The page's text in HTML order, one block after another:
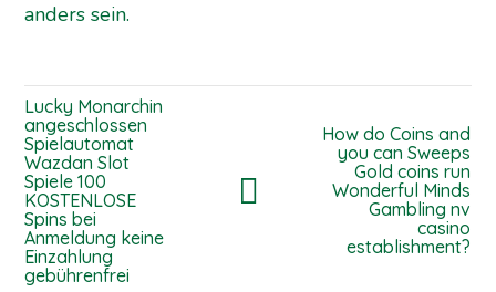
anders sein.
Lucky Monarchin
angeschlossen
Spielautomat
Wazdan Slot
Spiele 100
KOSTENLOSE
Spins bei
Anmeldung keine
Einzahlung
gebührenfrei
How do Coins and
you can Sweeps
Gold coins run
Wonderful Minds
Gambling nv
casino
establishment?